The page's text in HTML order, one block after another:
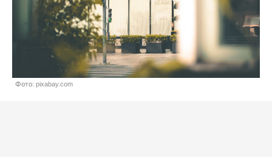
Фото: pixabay.com